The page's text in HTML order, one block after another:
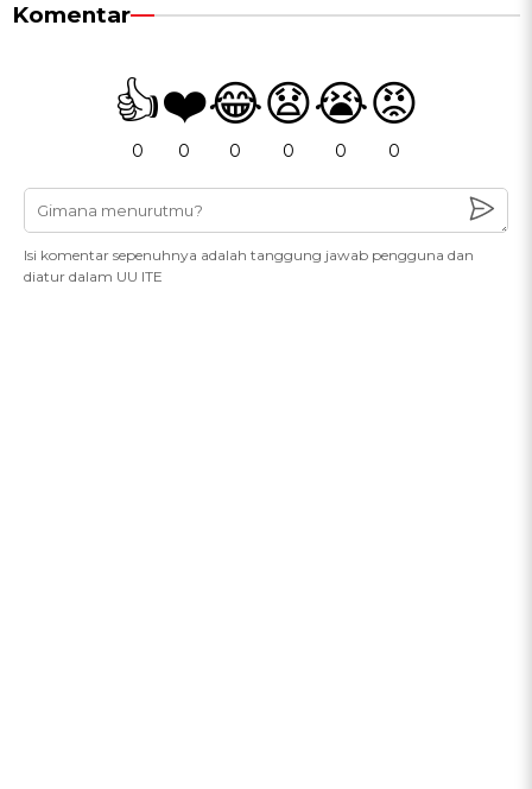
Komentar
👍
0
❤️
0
😂
0
😧
0
😭
0
😡
0
Isi komentar sepenuhnya adalah tanggung jawab pengguna dan
diatur dalam UU ITE